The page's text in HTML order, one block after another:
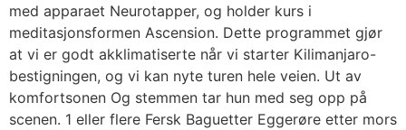
med apparaet Neurotapper, og holder kurs i
meditasjonsformen Ascension. Dette programmet gjør
at vi er godt akklimatiserte når vi starter Kilimanjaro-
bestigningen, og vi kan nyte turen hele veien. Ut av
komfortsonen Og stemmen tar hun med seg opp på
scenen. 1 eller flere Fersk Baguetter Eggerøre etter mors